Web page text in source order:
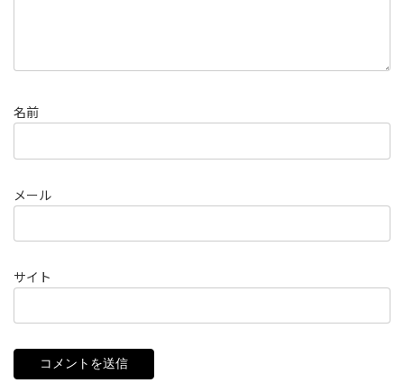
名前
メール
サイト